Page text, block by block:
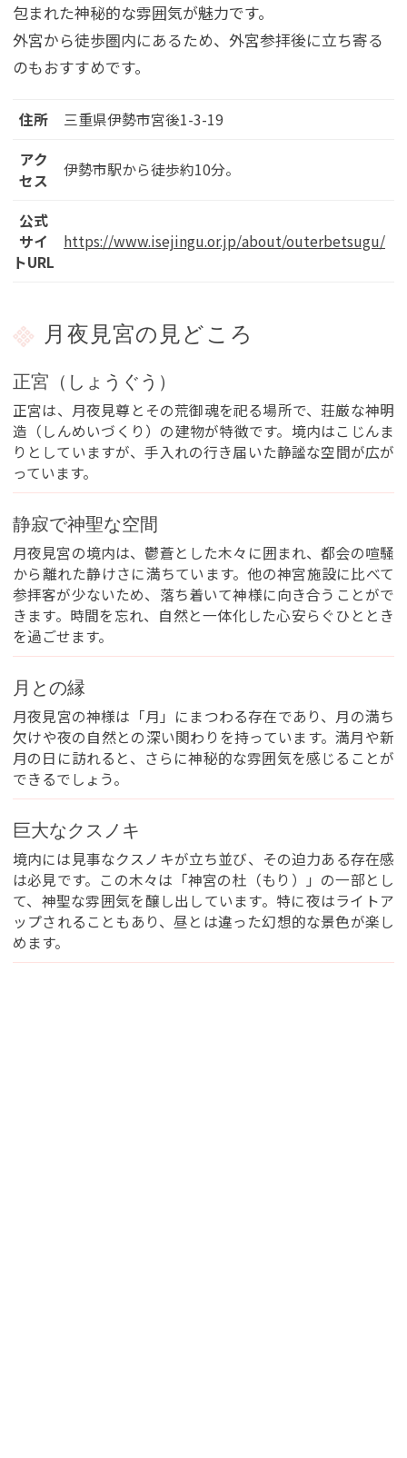
包まれた神秘的な雰囲気が魅力です。
外宮から徒歩圏内にあるため、外宮参拝後に立ち寄る
のもおすすめです。
住所
三重県伊勢市宮後1-3-19
アク
セス
伊勢市駅から徒歩約10分。
公式
サイ
トURL
https://www.isejingu.or.jp/about/outerbetsugu/
月夜見宮の見どころ
正宮（しょうぐう）
正宮は、月夜見尊とその荒御魂を祀る場所で、荘厳な神明
造（しんめいづくり）の建物が特徴です。境内はこじんま
りとしていますが、手入れの行き届いた静謐な空間が広が
っています。
静寂で神聖な空間
月夜見宮の境内は、鬱蒼とした木々に囲まれ、都会の喧騒
から離れた静けさに満ちています。他の神宮施設に比べて
参拝客が少ないため、落ち着いて神様に向き合うことがで
きます。時間を忘れ、自然と一体化した心安らぐひととき
を過ごせます。
月との縁
月夜見宮の神様は「月」にまつわる存在であり、月の満ち
欠けや夜の自然との深い関わりを持っています。満月や新
月の日に訪れると、さらに神秘的な雰囲気を感じることが
できるでしょう。
巨大なクスノキ
境内には見事なクスノキが立ち並び、その迫力ある存在感
は必見です。この木々は「神宮の杜（もり）」の一部とし
て、神聖な雰囲気を醸し出しています。特に夜はライトア
ップされることもあり、昼とは違った幻想的な景色が楽し
めます。